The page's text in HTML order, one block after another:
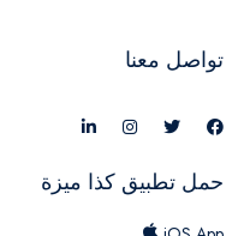
تواصل معنا
حمل تطبيق كذا ميزة